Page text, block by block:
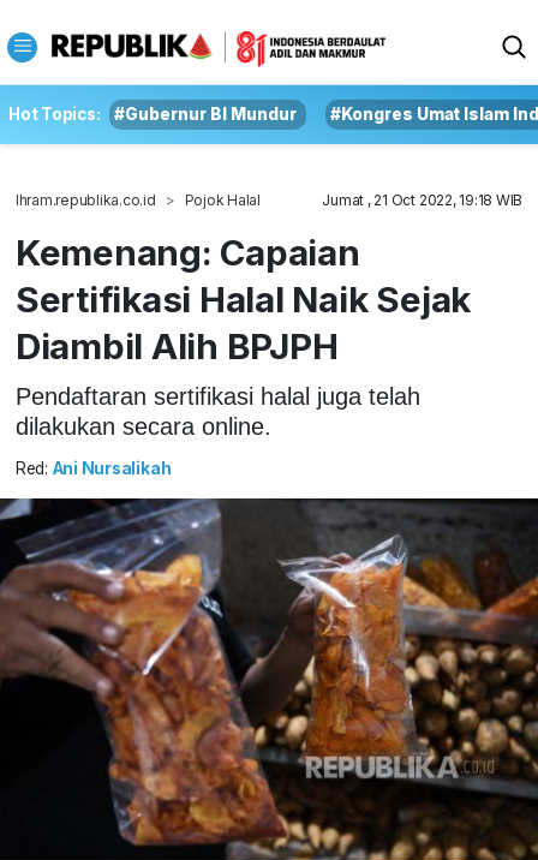
Hot Topics: #Gubernur BI Mundur #Kongres Umat Islam
Ihram.republika.co.id Pojok Halal Jumat , 21 Oct 2022, 19:18 WIB
Kemenang: Capaian
Sertifikasi Halal Naik Sejak
Diambil Alih BPJPH
Pendaftaran sertifikasi halal juga telah
dilakukan secara online.
Red: Ani Nursalikah